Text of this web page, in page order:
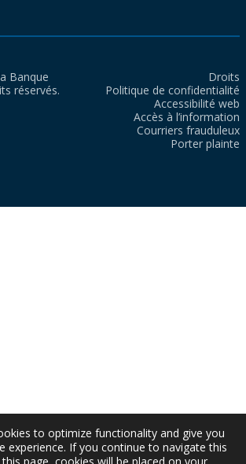
Banque
réservés.
Droits
Politique de confidentialité
Accessibilité web
Accès à l’information
Courriers frauduleux
Porter plainte
to optimize functionality and give you
experience. If you continue to navigate this